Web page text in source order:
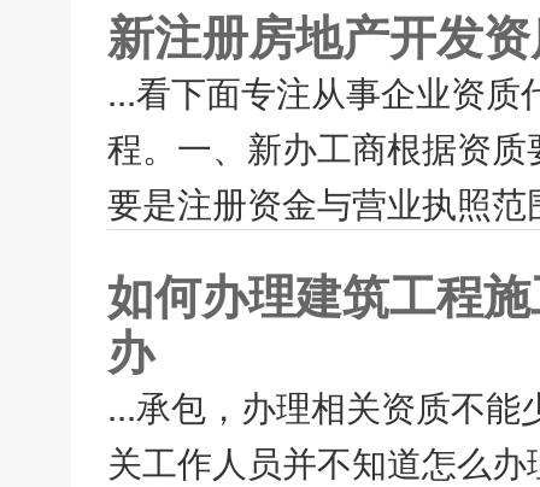
新注册房地产开发
...看下面专注从事企业资
程。一、新办工商根据资
要是注册资金与营业执照
如何办理建筑工程
办
...承包，办理相关资质不
关工作人员并不知道怎么